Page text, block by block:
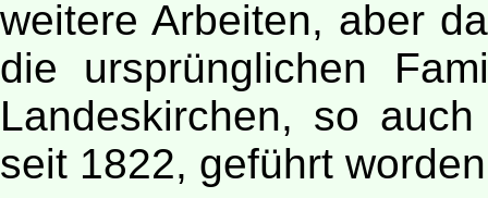
weitere Arbeiten, aber
die ursprünglichen
Landeskirchen, so
seit 1822, geführt